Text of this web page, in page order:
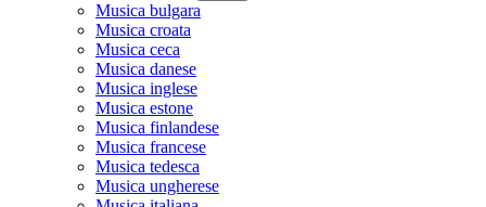
Musica bulgara
Musica croata
Musica ceca
Musica danese
Musica inglese
Musica estone
Musica finlandese
Musica francese
Musica tedesca
Musica ungherese